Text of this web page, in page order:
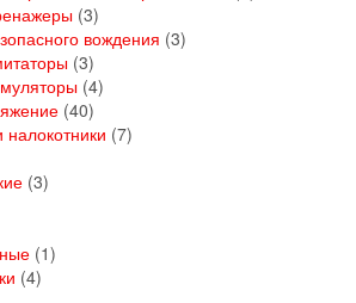
33
товара
вождения 33
33
товара
44
4040
товаров
77
33
11
44